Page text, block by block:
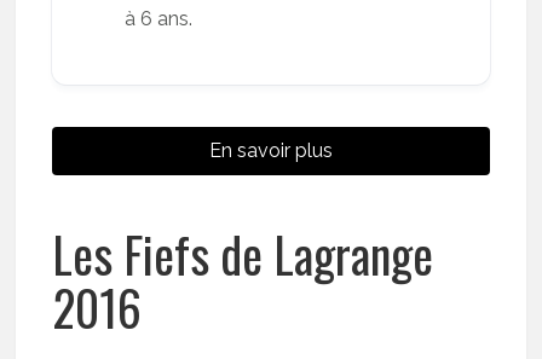
à 6 ans.
En savoir plus
Les Fiefs de Lagrange
2016